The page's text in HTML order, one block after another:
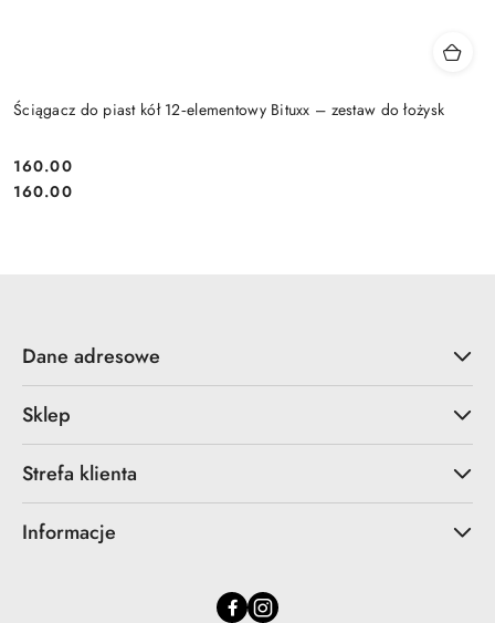
Ściągacz do piast kół 12‑elementowy Bituxx – zestaw do łożysk
Cena:
160.00
Cena:
160.00
Dane adresowe
Sklep
Strefa klienta
Informacje